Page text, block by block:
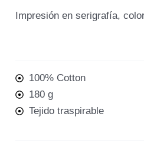
Impresión en serigrafía,
100% Cotton
180 g
Tejido traspirable